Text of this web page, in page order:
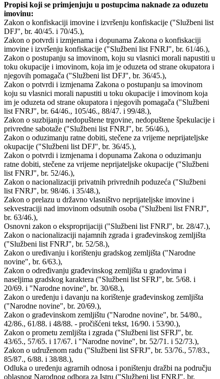
Propisi koji se primjenjuju u postupcima naknade za oduzetu
imovinu:
Zakon o konfiskaciji imovine i izvršenju konfiskacije ("Službeni list
DFJ", br. 40/45. i 70/45.),
Zakon o potvrdi i izmjenama i dopunama Zakona o konfiskaciji
imovine i izvršenju konfiskacije ("Službeni list FNRJ", br. 61/46.),
Zakon o postupanju sa imovinom, koju su vlasnici morali napustiti u
toku okupacije i imovinom, koja im je oduzeta od strane okupatora i
njegovih pomagača ("Službeni list DFJ", br. 36/45.),
Zakon o potvrdi i izmjenama Zakona o postupanju sa imovinom
koju su vlasnici morali napustiti u toku okupacije i imovinom koja
im je oduzeta od strane okupatora i njegovih pomagača ("Službeni
list FNRJ", br. 64/46., 105/46., 88/47. i 99/48.),
Zakon o suzbijanju nedopuštene trgovine, nedopuštene špekulacije i
privredne sabotaže ("Službeni list FNRJ", br. 56/46.),
Zakon o oduzimanju ratne dobiti, stečene za vrijeme neprijateljske
okupacije ("Službeni list DFJ", br. 36/45.),
Zakon o potvrdi i izmjenama i dopunama Zakona o oduzimanju
ratne dobiti, stečene za vrijeme neprijateljske okupacije ("Službeni
list FNRJ", br. 52/46.),
Zakon o nacionalizaciji privatnih privrednih poduzeća ("Službeni
list FNRJ", br. 98/46. i 35/48.),
Zakon o prelazu u državno vlasništvo neprijateljske imovine i
sekvestraciji nad imovinom odsutnih osoba ("Službeni list FNRJ",
br. 63/46.),
Osnovni zakon o eksproprijaciji ("Službeni list FNRJ", br. 28/47.),
Zakon o nacionalizaciji najamnih zgrada i građevinskog zemljišta
("Službeni list FNRJ", br. 52/58.),
Zakon o uređivanju i korištenju gradskog zemljišta ("Narodne
novine", br. 6/63.),
Zakon o određivanju građevinskog zemljišta u gradovima i
naseljima gradskog karaktera ("Službeni list SFRJ", br. 5/68. i
20/69. i "Narodne novine", br. 30/68.),
Zakon o uređenju i davanju na korištenje građevinskog zemljišta
("Narodne novine", br. 20/69.),
Zakon o građevinskom zemljištu ("Narodne novine", br. 54/80.,
42/86., 61/88. i 48/88. - pročišćeni tekst, 16/90. i 53/90.),
Zakon o prometu zemljišta i zgrada ("Službeni list SFRJ", br.
43/65., 57/65. i 17/67. i "Narodne novine", br. 52/71. i 52/73.),
Zakon o udruženom radu ("Službeni list SFRJ", br. 53/76., 57/83.,
85/87., 6/88. i 38/88.),
Odluka o uređenju agrarnih odnosa i poništenju dražbi na području
oblasnog Narodnog odbora za Istru ("Službeni list FNRJ", br.